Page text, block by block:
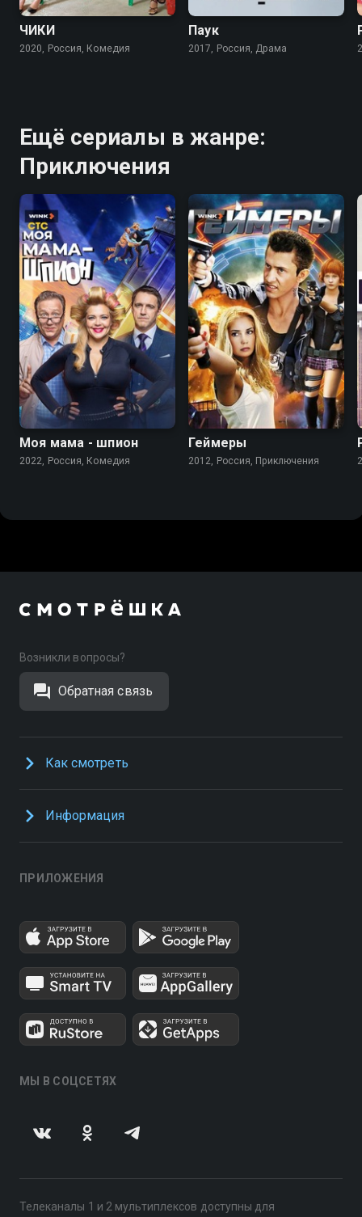
ЧИКИ
2020, Россия, Комедия
Паук
2017, Россия, Драма
Ещё сериалы в жанре:
Приключения
7.5
Моя мама - шпион
2022, Россия, Комедия
6.0 4.2
Геймеры
2012, Россия, Приключения
Возникли вопросы?
Обратная связь
Как смотреть
Информация
ПРИЛОЖЕНИЯ
МЫ В СОЦСЕТЯХ
Телеканалы 1 и 2 мультиплексов доступны для